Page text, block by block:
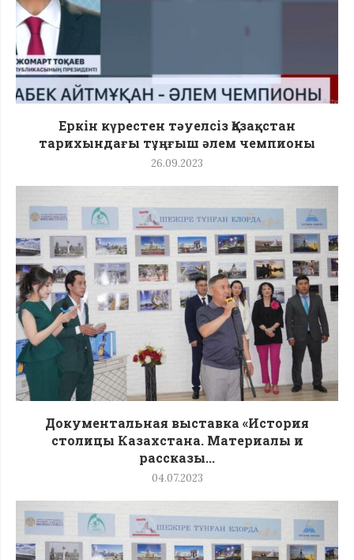
Еркін күрестен тәуелсіз Қазақстан
тарихындағы тұңғыш әлем чемпионы
26.09.2023
Документальная выставка «История
столицы Казахстана. Материалы и
рассказы...
04.07.2023